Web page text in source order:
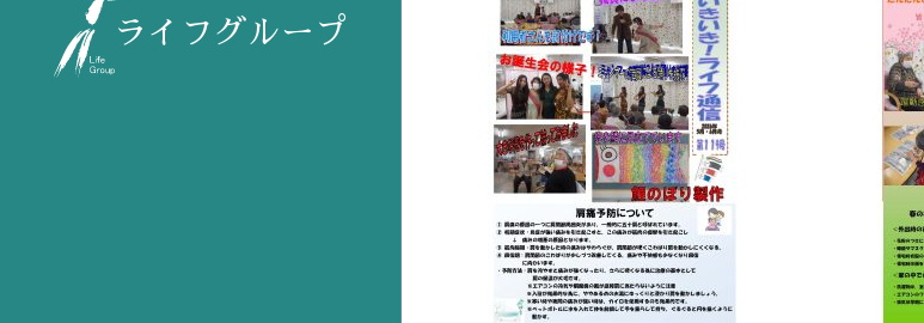
ライフグループ